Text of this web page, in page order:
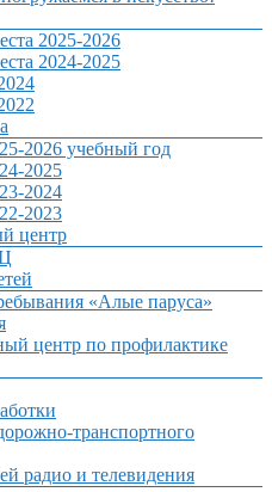
2025-2026
2024-2025
2026 учебный год
2025
2024
2023
центр
«Алые паруса»
центр по профилактике
транспортного
радио и телевидения